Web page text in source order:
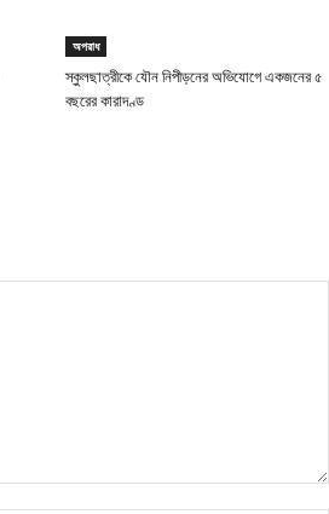
অপরাধ
স্কুলছাত্রীকে যৌন নিপীড়নের অভিযোগে একজনের ৫
বছরের কারাদণ্ড